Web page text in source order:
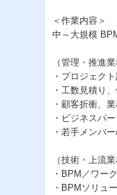
＜作業内容＞
中～大規模
（管理・推進業
・プロジェク
・工数見積り
・顧客折衝、
・ビジネスパ
・若手メンバ
（技術・上流業
・BPM／ワー
・BPMソリュ